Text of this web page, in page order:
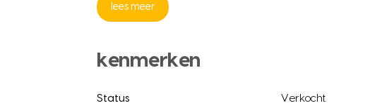
lees meer
kenmerken
Status Verkocht